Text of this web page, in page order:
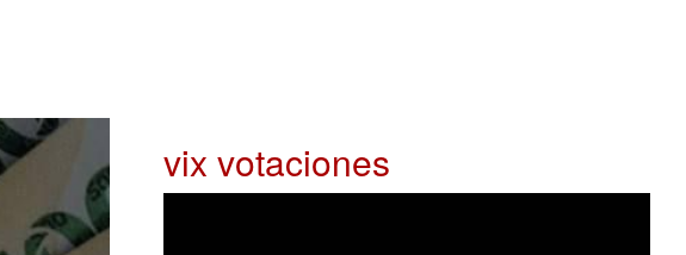
vix votaciones